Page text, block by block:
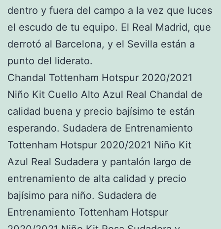
dentro y fuera del campo a la vez que luces
el escudo de tu equipo. El Real Madrid, que
derrotó al Barcelona, y el Sevilla están a
punto del liderato.
Chandal Tottenham Hotspur 2020/2021
Niño Kit Cuello Alto Azul Real Chandal de
calidad buena y precio bajísimo te están
esperando. Sudadera de Entrenamiento
Tottenham Hotspur 2020/2021 Niño Kit
Azul Real Sudadera y pantalón largo de
entrenamiento de alta calidad y precio
bajísimo para niño. Sudadera de
Entrenamiento Tottenham Hotspur